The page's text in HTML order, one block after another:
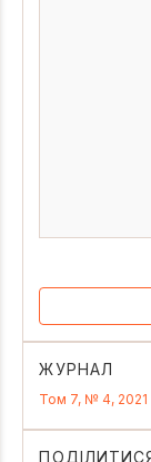
ЖУРНАЛ
Том 7, № 4, 2021